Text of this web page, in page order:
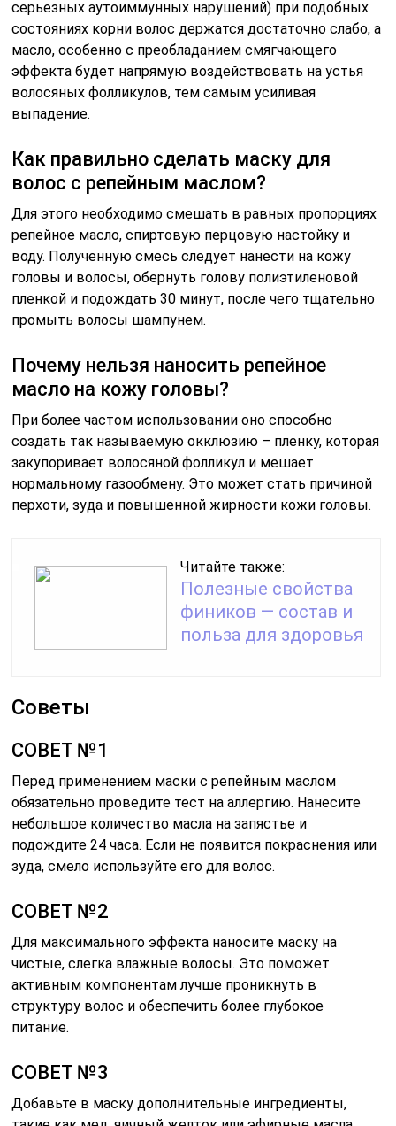
серьезных аутоиммунных нарушений) при подобных
состояниях корни волос держатся достаточно слабо, а
масло, особенно с преобладанием смягчающего
эффекта будет напрямую воздействовать на устья
волосяных фолликулов, тем самым усиливая
выпадение.
Как правильно сделать маску для
волос с репейным маслом?
Для этого необходимо смешать в равных пропорциях
репейное масло, спиртовую перцовую настойку и
воду. Полученную смесь следует нанести на кожу
головы и волосы, обернуть голову полиэтиленовой
пленкой и подождать 30 минут, после чего тщательно
промыть волосы шампунем.
Почему нельзя наносить репейное
масло на кожу головы?
При более частом использовании оно способно
создать так называемую окклюзию – пленку, которая
закупоривает волосяной фолликул и мешает
нормальному газообмену. Это может стать причиной
перхоти, зуда и повышенной жирности кожи головы.
Читайте также:
Полезные свойства
фиников — состав и
польза для здоровья
Советы
СОВЕТ №1
Перед применением маски с репейным маслом
обязательно проведите тест на аллергию. Нанесите
небольшое количество масла на запястье и
подождите 24 часа. Если не появится покраснения или
зуда, смело используйте его для волос.
СОВЕТ №2
Для максимального эффекта наносите маску на
чистые, слегка влажные волосы. Это поможет
активным компонентам лучше проникнуть в
структуру волос и обеспечить более глубокое
питание.
СОВЕТ №3
Добавьте в маску дополнительные ингредиенты,